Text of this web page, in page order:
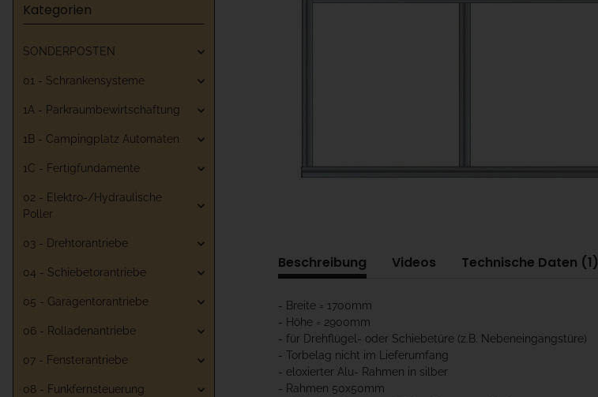
Beschreibung Videos Technische Daten (1)
- Breite = 1700mm
- Höhe = 2900mm
- für Drehflügel- oder Schiebetüre (z.B. Nebeneingangstüre)
- Torbelag nicht im Lieferumfang
- eloxierter Alu- Rahmen in silber
- Rahmen 50x50mm
Kategorien
SONDERPOSTEN
01 - Schrankensysteme
1A - Parkraumbewirtschaftung
1B - Campingplatz Automaten
1C - Fertigfundamente
02 - Elektro-/Hydraulische
Poller
03 - Drehtorantriebe
04 - Schiebetorantriebe
05 - Garagentorantriebe
06 - Rolladenantriebe
07 - Fensterantriebe
08 - Funkfernsteuerung